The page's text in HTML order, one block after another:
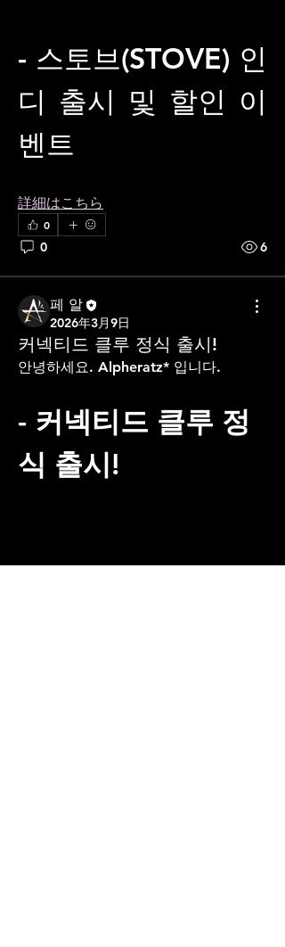
- 스토브(STOVE) 인
디 출시 및 할인 이
벤트
詳細はこちら
0
0 6
페 알
2026年3月9日
커넥티드 클루 정식 출시!
안녕하세요. Alpheratz* 입니다.
- 커넥티드 클루 정
식 출시!